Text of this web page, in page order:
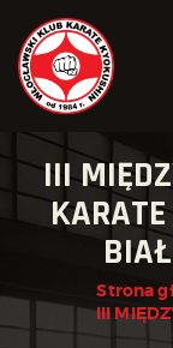
III
Strona
III
O
JOGA